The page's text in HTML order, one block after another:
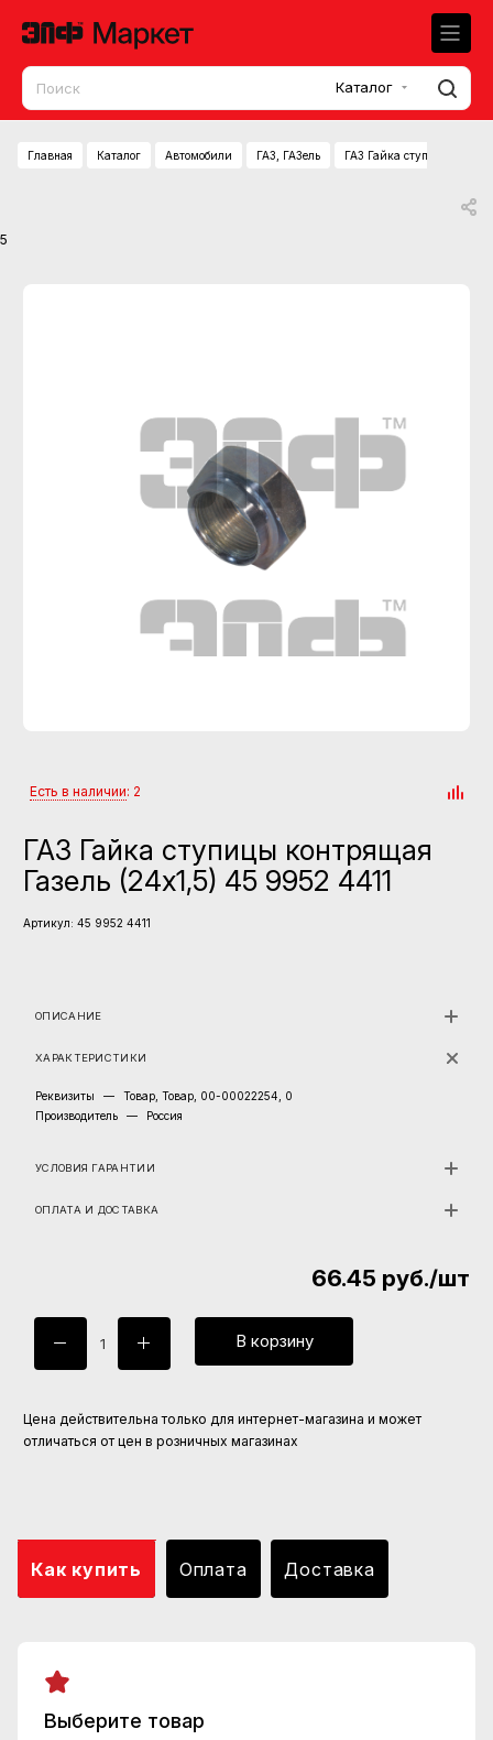
Каталог
Главная Каталог Автомобили ГАЗ, ГАЗель ГАЗ Гайка ступицы
5
Есть в наличии: 2
ГАЗ Гайка ступицы контрящая
Газель (24х1,5) 45 9952 4411
Артикул: 45 9952 4411
ОПИСАНИЕ
ХАРАКТЕРИСТИКИ
Реквизиты —
Товар, Товар, 00-00022254, 0
Производитель
— Россия
УСЛОВИЯ ГАРАНТИИ
ОПЛАТА И ДОСТАВКА
66.45 руб./шт
В корзину
Цена действительна только для интернет-магазина и может
отличаться от цен в розничных магазинах
Как купить Оплата Доставка
Выберите товар